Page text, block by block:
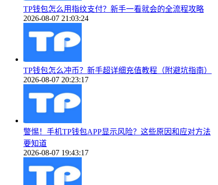
TP钱包怎么用指纹支付？新手一看就会的全流程攻略
2026-08-07 21:03:24
TP钱包怎么冲币？新手超详细充值教程（附避坑指南）
2026-08-07 20:23:17
警惕！手机TP钱包APP显示风险？这些原因和应对方法
要知道
2026-08-07 19:43:17